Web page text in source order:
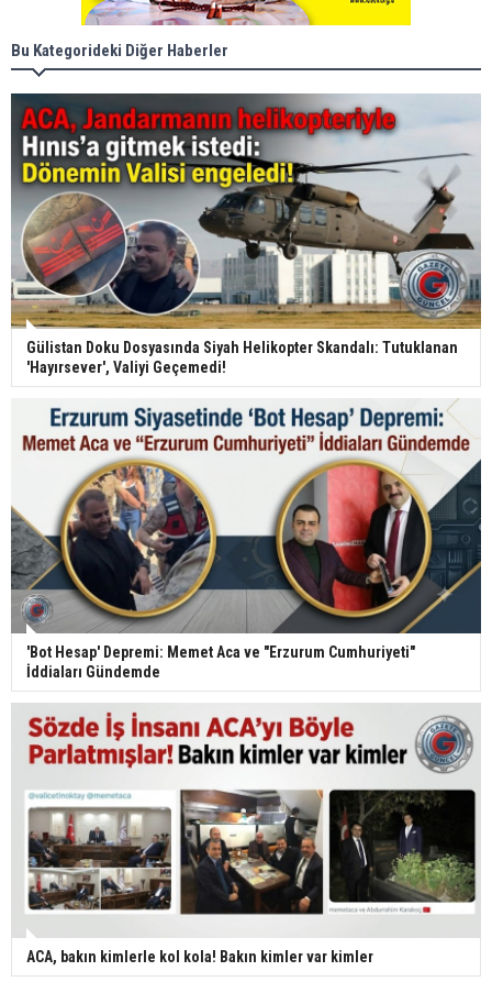
Bu Kategorideki Diğer Haberler
Gülistan Doku Dosyasında Siyah Helikopter Skandalı: Tutuklanan
'Hayırsever', Valiyi Geçemedi!
'Bot Hesap' Depremi: Memet Aca ve "Erzurum Cumhuriyeti"
İddiaları Gündemde
ACA, bakın kimlerle kol kola! Bakın kimler var kimler